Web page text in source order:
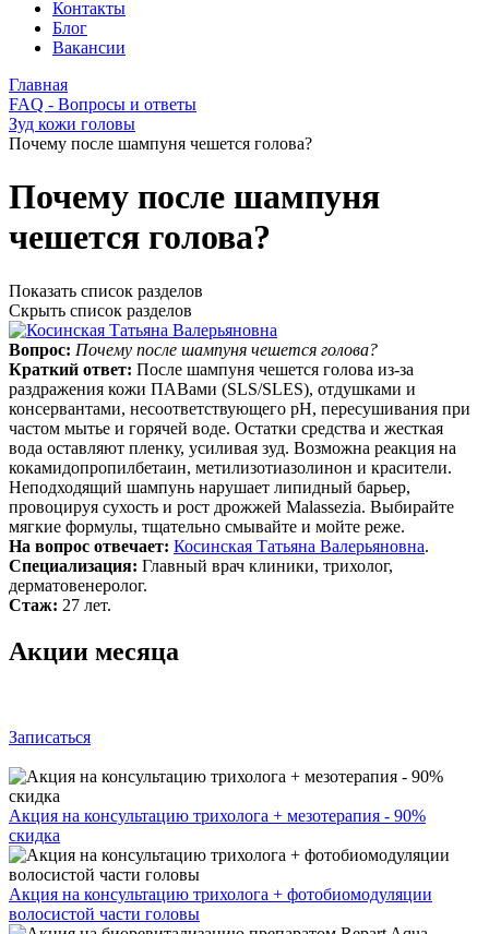
Контакты
Блог
Вакансии
Главная
FAQ - Вопросы и ответы
Зуд кожи головы
Почему после шампуня чешется голова?
Почему после шампуня
чешется голова?
Показать список разделов
Скрыть список разделов
Вопрос: Почему после шампуня чешется голова?
Краткий ответ: После шампуня чешется голова из‑за
раздражения кожи ПАВами (SLS/SLES), отдушками и
консервантами, несоответствующего pH, пересушивания при
частом мытье и горячей воде. Остатки средства и жесткая
вода оставляют пленку, усиливая зуд. Возможна реакция на
кокамидопропилбетаин, метилизотиазолинон и красители.
Неподходящий шампунь нарушает липидный барьер,
провоцируя сухость и рост дрожжей Malassezia. Выбирайте
мягкие формулы, тщательно смывайте и мойте реже.
На вопрос отвечает: Косинская Татьяна Валерьяновна.
Специализация: Главный врач клиники, трихолог,
дерматовенеролог.
Стаж: 27 лет.
Акции месяца
Записаться
Акция на консультацию трихолога + мезотерапия - 90%
скидка
Акция на консультацию трихолога + фотобиомодуляции
волосистой части головы